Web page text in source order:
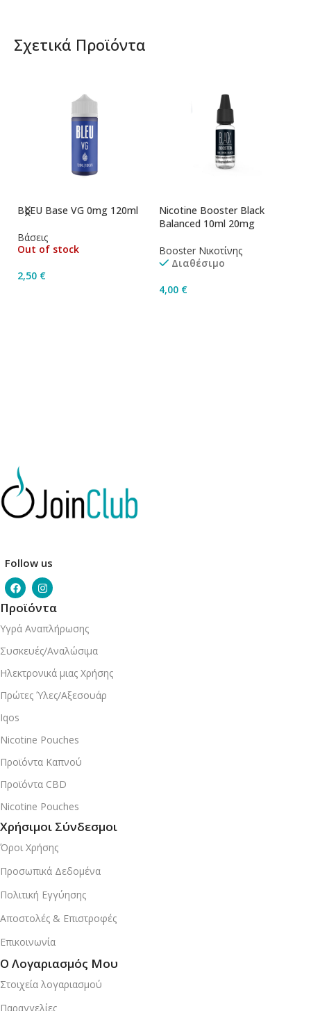
Σχετικά Προϊόντα
BLEU Base VG 0mg 120ml
Βάσεις
Out of stock
2,50 €
Nicotine Booster Black
Balanced 10ml 20mg
Booster Νικοτίνης
Διαθέσιμο
4,00 €
Follow us
Προϊόντα
Υγρά Αναπλήρωσης
Συσκευές/Αναλώσιμα
Ηλεκτρονικά μιας Χρήσης
Πρώτες Ύλες/Αξεσουάρ
Iqos
Nicotine Pouches
Προϊόντα Καπνού
Προϊόντα CBD
Nicotine Pouches
Χρήσιμοι Σύνδεσμοι
Όροι Χρήσης
Προσωπικά Δεδομένα
Πολιτική Εγγύησης
Αποστολές & Επιστροφές
Επικοινωνία
Ο Λογαριασμός Μου
Στοιχεία λογαριασμού
Παραγγελίες